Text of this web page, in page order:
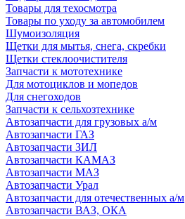
Товары для техосмотра
Товары по уходу за автомобилем
Шумоизоляция
Щетки для мытья, снега, скребки
Щетки стеклоочистителя
Запчасти к мототехнике
Для мотоциклов и мопедов
Для снегоходов
Запчасти к сельхозтехнике
Автозапчасти для грузовых а/м
Автозапчасти ГАЗ
Автозапчасти ЗИЛ
Автозапчасти КАМАЗ
Автозапчасти МАЗ
Автозапчасти Урал
Автозапчасти для отечественных а/м
Автозапчасти ВАЗ, ОКА